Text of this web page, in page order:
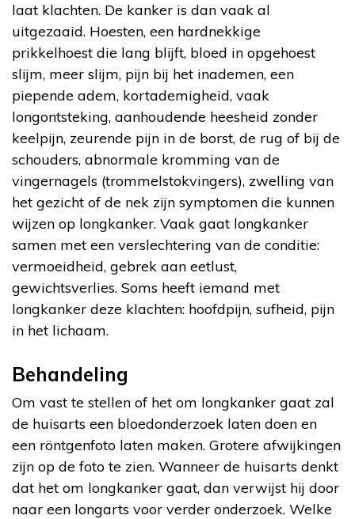
laat klachten. De kanker is dan vaak al
uitgezaaid. Hoesten, een hardnekkige
prikkelhoest die lang blijft, bloed in opgehoest
slijm, meer slijm, pijn bij het inademen, een
piepende adem, kortademigheid, vaak
longontsteking, aanhoudende heesheid zonder
keelpijn, zeurende pijn in de borst, de rug of bij de
schouders, abnormale kromming van de
vingernagels (trommelstokvingers), zwelling van
het gezicht of de nek zijn symptomen die kunnen
wijzen op longkanker. Vaak gaat longkanker
samen met een verslechtering van de conditie:
vermoeidheid, gebrek aan eetlust,
gewichtsverlies. Soms heeft iemand met
longkanker deze klachten: hoofdpijn, sufheid, pijn
in het lichaam.
Behandeling
Om vast te stellen of het om longkanker gaat zal
de huisarts een bloedonderzoek laten doen en
een röntgenfoto laten maken. Grotere afwijkingen
zijn op de foto te zien. Wanneer de huisarts denkt
dat het om longkanker gaat, dan verwijst hij door
naar een longarts voor verder onderzoek. Welke